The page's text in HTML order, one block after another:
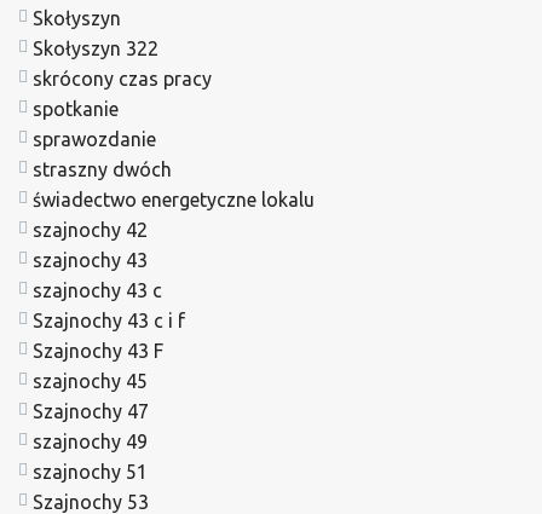
Skołyszyn
Skołyszyn 322
skrócony czas pracy
spotkanie
sprawozdanie
straszny dwóch
świadectwo energetyczne lokalu
szajnochy 42
szajnochy 43
szajnochy 43 c
Szajnochy 43 c i f
Szajnochy 43 F
szajnochy 45
Szajnochy 47
szajnochy 49
szajnochy 51
Szajnochy 53